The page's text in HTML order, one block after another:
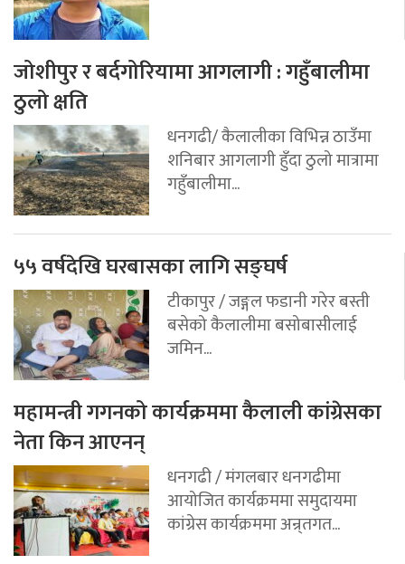
जोशीपुर र बर्दगोरियामा आगलागी : गहुँबालीमा
ठुलो क्षति
धनगढी/ कैलालीका विभिन्न ठाउँमा
शनिबार आगलागी हुँदा ठुलो मात्रामा
गहुँबालीमा...
५५ वर्षदेखि घरबासका लागि सङ्घर्ष
टीकापुर / जङ्गल फडानी गरेर बस्ती
बसेको कैलालीमा बसोबासीलाई
जमिन...
महामन्त्री गगनको कार्यक्रममा कैलाली कांग्रेसका
नेता किन आएनन्
धनगढी / मंगलबार धनगढीमा
आयोजित कार्यक्रममा समुदायमा
कांग्रेस कार्यक्रममा अन्र्तगत...